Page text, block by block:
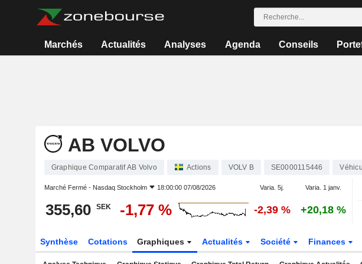
Marchés Actualités Analyses Agenda Conseils
AB VOLVO
Graphique Comparatif AB Volvo Actions VOLV B SE0000115446
Marché Fermé - Nasdaq Stockholm 18:00:00 07/08/2026 Varia. 5j. Varia. 1 janv.
355,60 SEK -1,77 % -2,39 % +20,18 %
Synthèse Cotations Graphiques Actualités Société Finances